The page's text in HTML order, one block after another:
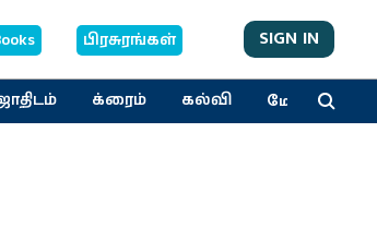
பிரசுரங்கள் SIGN IN
க்ரைம் கல்வி மேலும்